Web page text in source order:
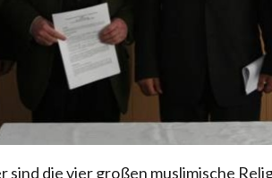
sind die vier großen muslimische